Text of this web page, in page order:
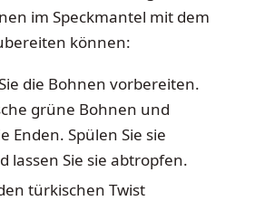
im Speckmantel mit dem
können:
die Bohnen vorbereiten.
grüne Bohnen und
Enden. Spülen Sie sie
lassen Sie sie abtropfen.
türkischen Twist